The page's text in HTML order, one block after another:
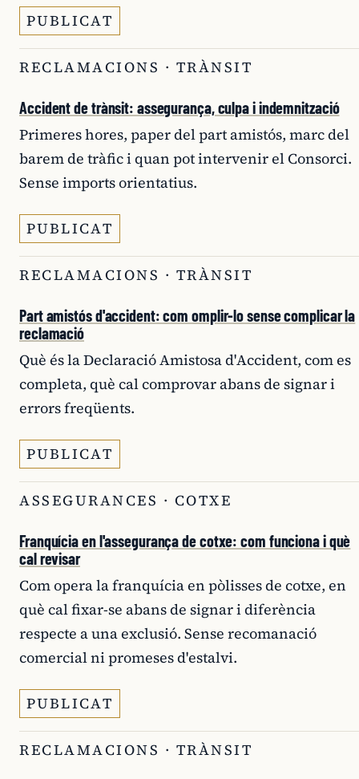
PUBLICAT
RECLAMACIONS · TRÀNSIT
Accident de trànsit: assegurança, culpa i indemnització
Primeres hores, paper del part amistós, marc del
barem de tràfic i quan pot intervenir el Consorci.
Sense imports orientatius.
PUBLICAT
RECLAMACIONS · TRÀNSIT
Part amistós d'accident: com omplir-lo sense complicar la
reclamació
Què és la Declaració Amistosa d'Accident, com es
completa, què cal comprovar abans de signar i
errors freqüents.
PUBLICAT
ASSEGURANCES · COTXE
Franquícia en l'assegurança de cotxe: com funciona i què
cal revisar
Com opera la franquícia en pòlisses de cotxe, en
què cal fixar-se abans de signar i diferència
respecte a una exclusió. Sense recomanació
comercial ni promeses d'estalvi.
PUBLICAT
RECLAMACIONS · TRÀNSIT